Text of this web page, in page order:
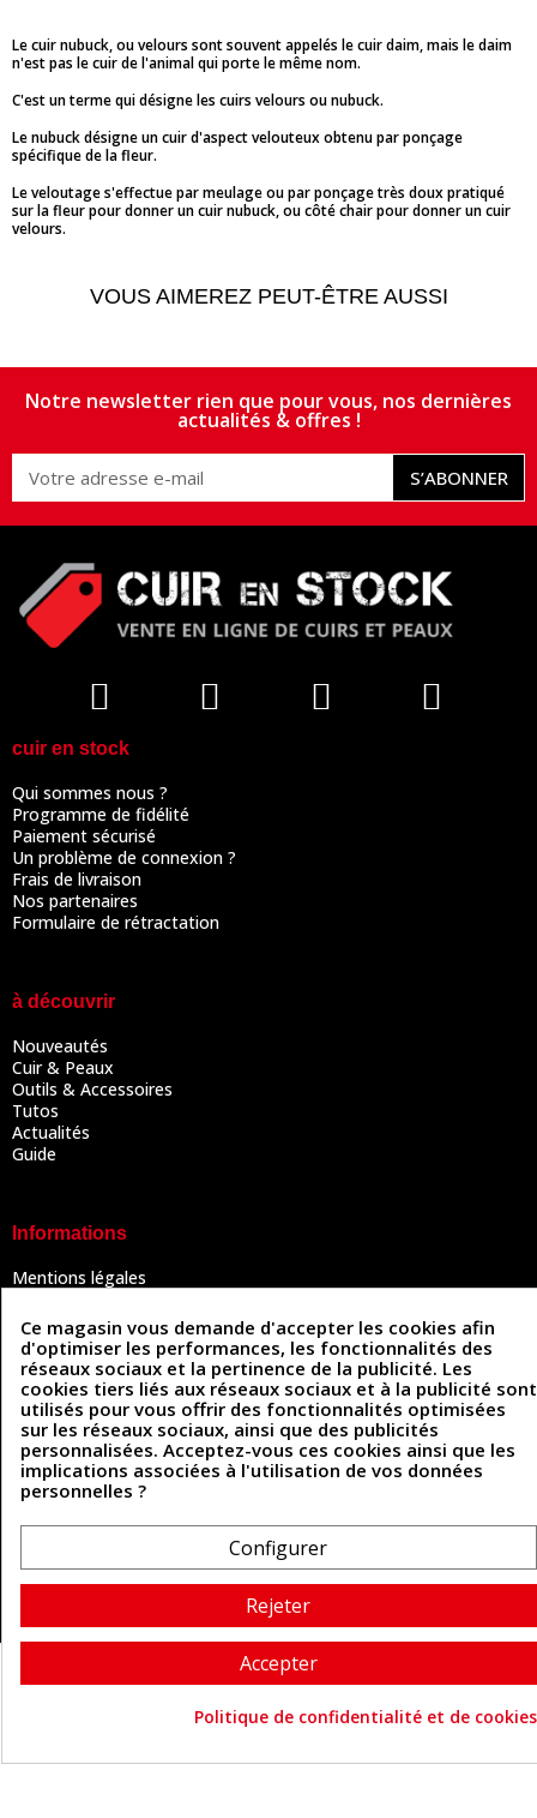
Le cuir nubuck, ou velours sont souvent appelés le cuir daim, mais le daim
n'est pas le cuir de l'animal qui porte le même nom.
C'est un terme qui désigne les cuirs velours ou nubuck.
Le nubuck désigne un cuir d'aspect velouteux obtenu par ponçage
spécifique de la fleur.
Le veloutage s'effectue par meulage ou par ponçage très doux pratiqué
sur la fleur pour donner un cuir nubuck, ou côté chair pour donner un cuir
velours.
VOUS AIMEREZ PEUT-ÊTRE AUSSI
Notre newsletter rien que pour vous, nos dernières
actualités & offres !
S’ABONNER
cuir en stock
Qui sommes nous ?
Programme de fidélité
Paiement sécurisé
Un problème de connexion ?
Frais de livraison
Nos partenaires
Formulaire de rétractation
à découvrir
Nouveautés
Cuir & Peaux
Outils & Accessoires
Tutos
Actualités
Guide
Informations
Mentions légales
Politique de confidentialité
Politique des cookies
Contactez-nous
Coordonnées
493 Chemin de Catougnac
contact@cuirenstock.com
Cuirenstock © 2026 - Une création Quatrys 💙
Ce magasin vous demande d'accepter les cookies afin
d'optimiser les performances, les fonctionnalités des
réseaux sociaux et la pertinence de la publicité. Les
cookies tiers liés aux réseaux sociaux et à la publicité sont
utilisés pour vous offrir des fonctionnalités optimisées
sur les réseaux sociaux, ainsi que des publicités
personnalisées. Acceptez-vous ces cookies ainsi que les
implications associées à l'utilisation de vos données
personnelles ?
Configurer
Rejeter
Accepter
Politique de confidentialité et de cookies